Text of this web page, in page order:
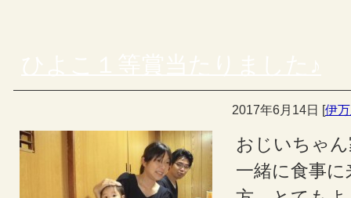
2017年6月14日 [伊
おじいちゃ
一緒に食事